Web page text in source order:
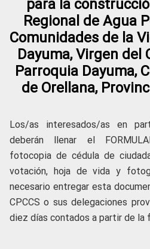
para la
Regional de Agua
Comunidades de la
Dayuma, Virgen del
Parroquia Dayuma,
de Orellana,
Los/as interesados/as en
deberán llenar el
fotocopia de cédula de
votación, hoja de vida y
necesario entregar esta
CPCCS o sus delegaciones
diez días contados a partir de la